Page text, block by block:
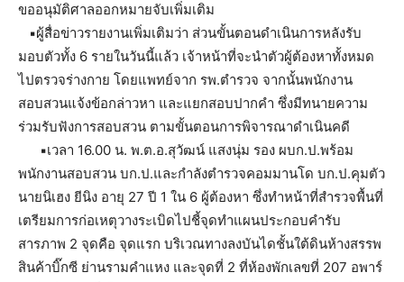
ขออนุมัติศาลออกหมายจับเพิ่มเติม
▪ผู้สื่อข่าวรายงานเพิ่มเติมว่า ส่วนขั้นตอนดำเนินการหลังรับ
มอบตัวทั้ง 6 รายในวันนี้แล้ว เจ้าหน้าที่จะนำตัวผู้ต้องหาทั้งหมด
ไปตรวจร่างกาย โดยแพทย์จาก รพ.ตำรวจ จากนั้นพนักงาน
สอบสวนแจ้งข้อกล่าวหา และแยกสอบปากคำ ซึ่งมีทนายความ
ร่วมรับฟังการสอบสวน ตามขั้นตอนการพิจารณาดำเนินคดี
▪เวลา 16.00 น. พ.ต.อ.สุวัฒน์ แสงนุ่ม รอง ผบก.ป.พร้อม
พนักงานสอบสวน บก.ป.และกำลังตำรวจคอมมานโด บก.ป.คุมตัว
นายนิเฮง ยีนิง อายุ 27 ปี 1 ใน 6 ผู้ต้องหา ซึ่งทำหน้าที่สำรวจพื้นที่
เตรียมการก่อเหตุวางระเบิดไปชี้จุดทำแผนประกอบคำรับ
สารภาพ 2 จุดคือ จุดแรก บริเวณทางลงบันไดชั้นใต้ดินห้างสรรพ
สินค้าบิ๊กซี ย่านรามคำแหง และจุดที่ 2 ที่ห้องพักเลขที่ 207 อพาร์